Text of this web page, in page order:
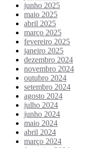
junho 2025
maio 2025
abril 2025
março 2025
fevereiro 2025
janeiro 2025
dezembro 2024
novembro 2024
outubro 2024
setembro 2024
agosto 2024
julho 2024
junho 2024
maio 2024
abril 2024
março 2024